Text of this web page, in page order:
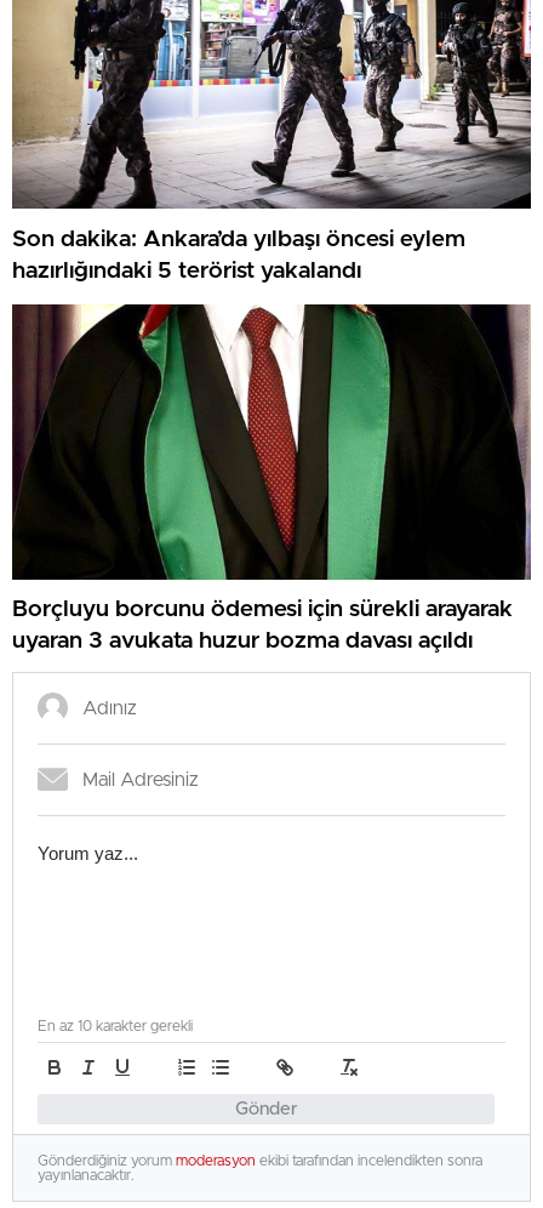
Son dakika: Ankara’da yılbaşı öncesi eylem
hazırlığındaki 5 terörist yakalandı
Borçluyu borcunu ödemesi için sürekli arayarak
uyaran 3 avukata huzur bozma davası açıldı
Gönder
En az 10 karakter gerekli
Gönderdiğiniz yorum moderasyon ekibi tarafından incelendikten sonra
yayınlanacaktır.